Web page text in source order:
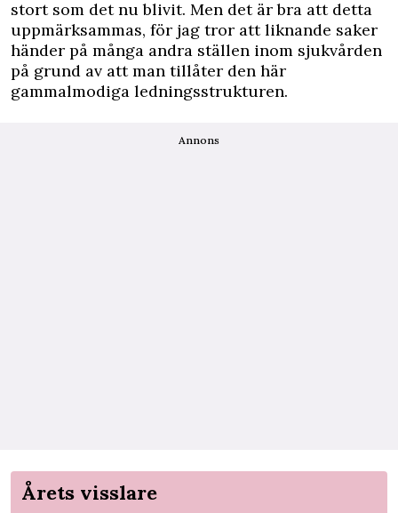
stort som det nu blivit. Men det är bra att detta
uppmärksammas, för jag tror att liknande saker
händer på många andra ställen inom sjukvården
på grund av att man tillåter den här
gammalmodiga ledningsstrukturen.
Annons
Årets visslare